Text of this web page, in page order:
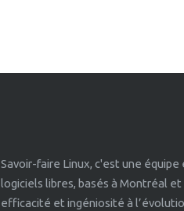
Savoir-faire Linux, c'est une
logiciels libres, basés à Montréal
efficacité et ingéniosité à